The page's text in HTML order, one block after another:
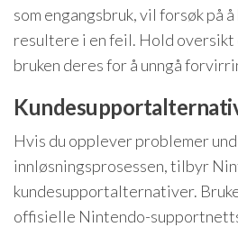
som engangsbruk, vil forsøk på
resultere i en feil. Hold oversikt
bruken deres for å unngå
Hvis du opplever problemer
innløsningsprosessen, tilbyr
kundesupportalternativer.
offisielle Nintendo-